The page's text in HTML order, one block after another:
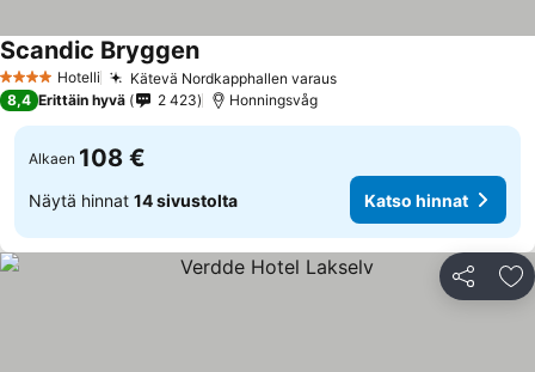
4 Tähtiluokitus
Hotelli Kätevä Nordkapphallen varausKatso hinnat
Scandic BryggenKatso hinnat
8,4 Erittäin hyvä 2 423 Honningsvåg
Alkaen 108 €
Näytä hinnat 14 sivustolta Katso hinnat
Jaa